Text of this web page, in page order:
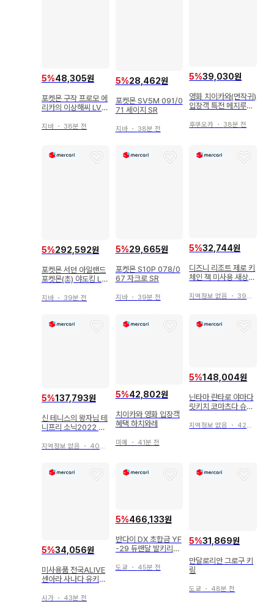
5%48,305원
포켓몬 구작 프로모 에
리카의 이상해씨 LV1
지바 ・ 38분 전
5%28,462원
포켓몬 SV5M 091/0
71 세이지 SR
지바・ 38분 전
5%39,030원
영화 치이카와(먼작귀)
입장객 특전 메지루시
니쨩
후쿠오카 ・ 38분 전
5%292,592원
포켓몬 서던 아일랜드
포켓몬(초) 야도킹 Lv.
지바 ・ 39분 전
5%29,665원
포켓몬 S10P 078/0
67 자크로 SR
지바・ 39분 전
5%32,744원
디즈니 리조트 제로 키
체인 잭 미사용 새상품
지역정보 없음 ・ 39분 전
5%137,793원
신 테니스의 왕자님 테
니프리 소닉2022 오
사하루
지역정보 없음 ・ 40분 전
5%42,802원
치이카와 영화 입장객
혜택 하치와레
미에 ・ 41분 전
5%148,004원
닌타마 란타로 야마다
릿키치 코마츠다 슈사
크릴 스탠드
지역정보 없음 ・ 42분 전
5%34,056원
미사용품 전국ALIVE
센아라 사나다 유키무
시가 ・ 43분 전
5%466,133원
반다이 DX 초합금 YF
-29 듀랜달 발키리
세트 팩
도쿄 ・ 45분 전
5%31,869원
만달로리안 그로구 키
링
도쿄 ・ 48분 전